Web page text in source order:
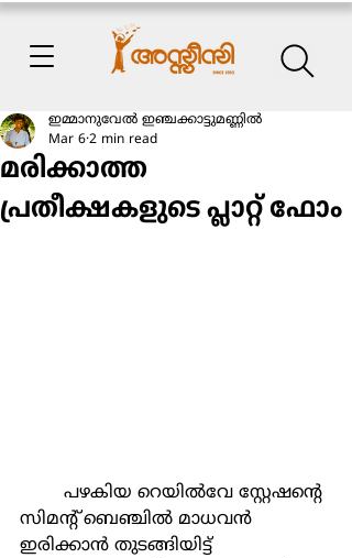
മരിക്കാത്ത
പ്രതീക്ഷകളുടെ പ്ലാറ്റ് ഫോം
ഇമ്മാനുവേൽ ഇഞ്ചക്കാട്ടുമണ്ണിൽ
Mar 6 2 min read
സിമൻ്റ് ബെഞ്ചിൽ മാധവൻ
ഇരിക്കാൻ തുടങ്ങിയിട്ട്